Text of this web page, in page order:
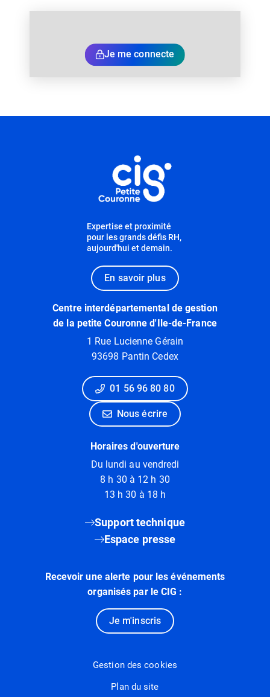
Je me connecte
Expertise et proximité
pour les grands défis RH,
aujourd'hui et demain.
En savoir plus
Centre interdépartemental de gestion
de la petite Couronne d'Ile-de-France
1 Rue Lucienne Gérain
93698 Pantin Cedex
01 56 96 80 80
Nous écrire
Horaires d'ouverture
Du lundi au vendredi
8 h 30 à 12 h 30
13 h 30 à 18 h
Support technique
Espace presse
Recevoir une alerte pour les événements
organisés par le CIG :
Je m'inscris
Gestion des cookies
Plan du site